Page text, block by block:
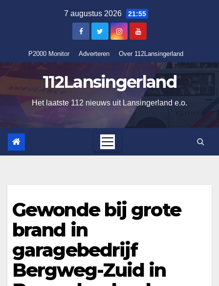
7 augustus 2026 21:55
P2000 Monitor Adverteren Over 112Lansingerland
112Lansingerland
Het laatste 112 nieuws uit Lansingerland e.o.
Gewonde bij grote
brand in
garagebedrijf
Bergweg-Zuid in